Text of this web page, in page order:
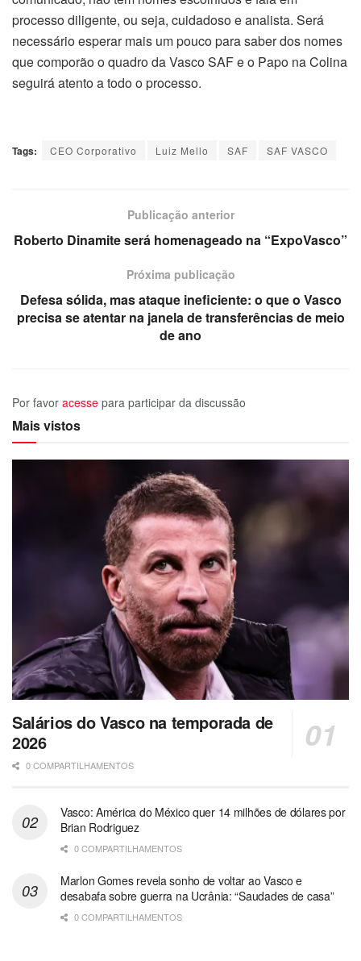
processo diligente, ou seja, cuidadoso e analista. Será
necessário esperar mais um pouco para saber dos nomes
que comporão o quadro da Vasco SAF e o Papo na Colina
seguirá atento a todo o processo.
Tags: CEO Corporativo Luiz Mello SAF SAF VASCO
Publicação anterior
Roberto Dinamite será homenageado na “ExpoVasco”
Próxima publicação
Defesa sólida, mas ataque ineficiente: o que o Vasco
precisa se atentar na janela de transferências de meio
de ano
Por favor acesse para participar da discussão
Mais vistos
Salários do Vasco na temporada de
2026
0 COMPARTILHAMENTOS
Vasco: América do México quer 14 milhões de dólares por
Brian Rodriguez
0 COMPARTILHAMENTOS
Marlon Gomes revela sonho de voltar ao Vasco e
desabafa sobre guerra na Ucrânia: “Saudades de casa”
0 COMPARTILHAMENTOS